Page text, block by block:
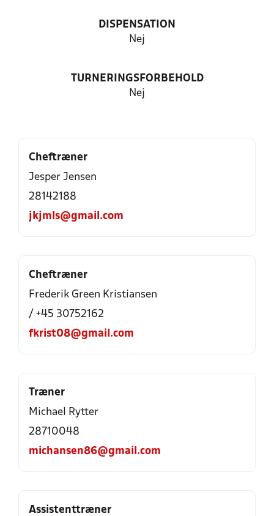
DISPENSATION
Nej
TURNERINGSFORBEHOLD
Nej
Cheftræner
Jesper Jensen
28142188
jkjmls@gmail.com
Cheftræner
Frederik Green Kristiansen
/ +45 30752162
fkrist08@gmail.com
Træner
Michael Rytter
28710048
michansen86@gmail.com
Assistenttræner